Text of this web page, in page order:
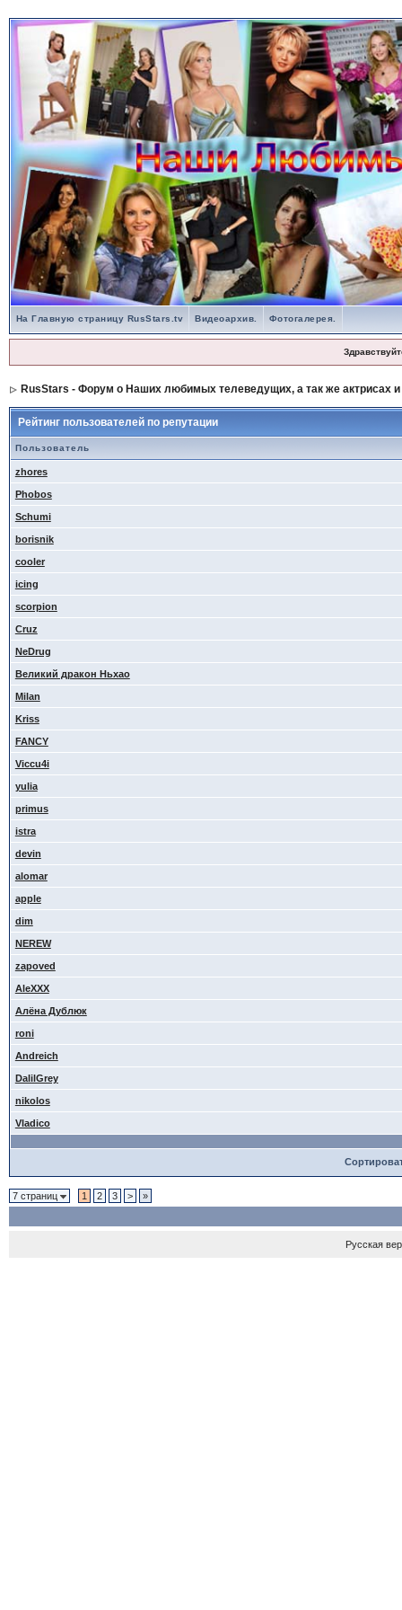
На Главную страницу RusStars.tv Видеоархив. Фотогалерея.
RusStars - Форум о Наших любимых телеведущих, а так же актрисах и
Рейтинг пользователей по репутации
Пользователь
zhores
Phobos
Schumi
borisnik
cooler
icing
scorpion
Cruz
NeDrug
Великий дракон Ньхао
Milan
Kriss
FANCY
Viccu4i
yulia
primus
istra
devin
alomar
apple
dim
NEREW
zapoved
AleXXX
Алёна Дублюк
roni
Andreich
DalilGrey
nikolos
Vladico
7 страниц 1 2 3 > »
Русская